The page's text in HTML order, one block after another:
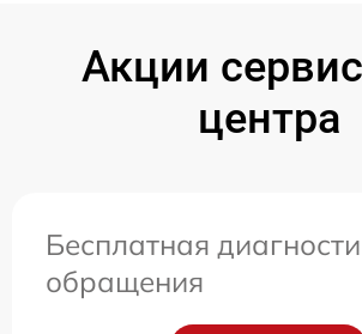
Акции
центра
Бесплатная
обращения